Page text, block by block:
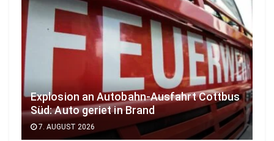
Explosion an Autobahn-Ausfahrt Cottbus
Süd: Auto geriet in Brand
7. AUGUST 2026